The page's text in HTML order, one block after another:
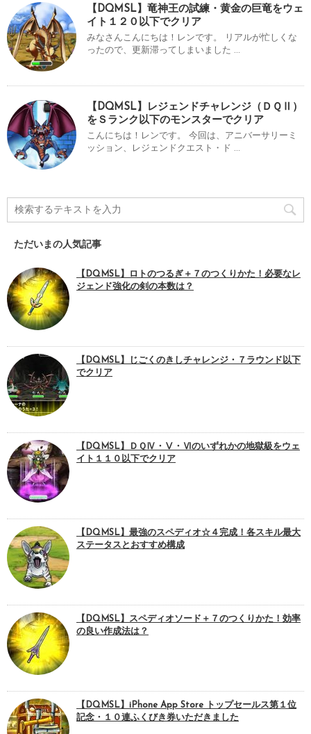
【DQMSL】竜神王の試練・黄金の巨竜をウェ
イト１２０以下でクリア
みなさんこんにちは！レンです。 リアルが忙しくな
ったので、更新滞ってしまいました ...
【DQMSL】レジェンドチャレンジ（ＤＱⅡ）
をＳランク以下のモンスターでクリア
こんにちは！レンです。 今回は、アニバーサリーミ
ッション、レジェンドクエスト・ド ...
ただいまの人気記事
【DQMSL】ロトのつるぎ＋７のつくりかた！必要なレ
ジェンド強化の剣の本数は？
【DQMSL】じごくのきしチャレンジ・７ラウンド以下
でクリア
【DQMSL】ＤＱⅣ・Ⅴ・Ⅵのいずれかの地獄級をウェ
イト１１０以下でクリア
【DQMSL】最強のスペディオ☆４完成！各スキル最大
ステータスとおすすめ構成
【DQMSL】スペディオソード＋７のつくりかた！効率
の良い作成法は？
【DQMSL】iPhone App Store トップセールス第１位
記念・１０連ふくびき券いただきました